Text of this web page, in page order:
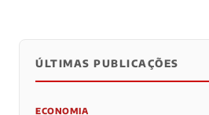
0 0 0
ÚLTIMAS PUBLICAÇÕES
ECONOMIA